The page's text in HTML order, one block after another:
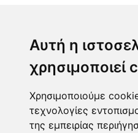
Αυτή η
χρησιμοποιεί
Χρησιμοποιούμε
τεχνολογίες
της εμπειρίας
ΛΟΤΤΟ
ΚΙΝΟ
EXTRA 5
Επικοινωνία